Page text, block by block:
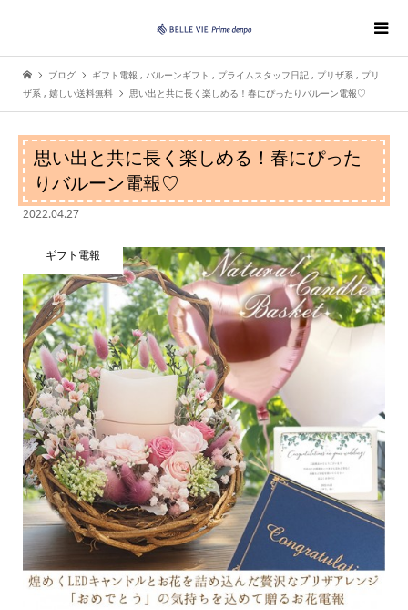
ブログ ギフト電報 , バルーンギフト , プライムスタッフ日記 , プリザ系 , プリ
ザ系 , 嬉しい送料無料 思い出と共に長く楽しめる！春にぴったりバルーン電報♡
思い出と共に長く楽しめる！春にぴった
りバルーン電報♡
2022.04.27
ギフト電報